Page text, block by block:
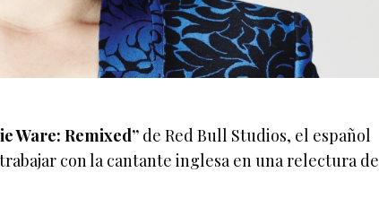
Ware: Remixed” de Red Bull Studios, el español
con la cantante inglesa en una relectura de